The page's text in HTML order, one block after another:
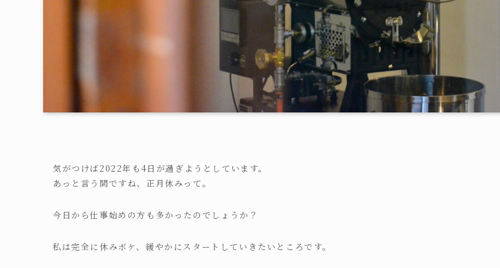
気がつけば2022年も4日が過ぎようとしています。
あっと言う間ですね、正月休みって。
今日から仕事始めの方も多かったのでしょうか？
私は完全に休みボケ、緩やかにスタートしていきたいところです。